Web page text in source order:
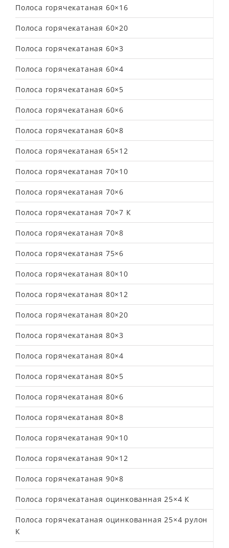
Полоса горячекатаная 60×16
Полоса горячекатаная 60×20
Полоса горячекатаная 60×3
Полоса горячекатаная 60×4
Полоса горячекатаная 60×5
Полоса горячекатаная 60×6
Полоса горячекатаная 60×8
Полоса горячекатаная 65×12
Полоса горячекатаная 70×10
Полоса горячекатаная 70×6
Полоса горячекатаная 70×7 К
Полоса горячекатаная 70×8
Полоса горячекатаная 75×6
Полоса горячекатаная 80×10
Полоса горячекатаная 80×12
Полоса горячекатаная 80×20
Полоса горячекатаная 80×3
Полоса горячекатаная 80×4
Полоса горячекатаная 80×5
Полоса горячекатаная 80×6
Полоса горячекатаная 80×8
Полоса горячекатаная 90×10
Полоса горячекатаная 90×12
Полоса горячекатаная 90×8
Полоса горячекатаная оцинкованная 25×4 К
Полоса горячекатаная оцинкованная 25×4 рулон
К